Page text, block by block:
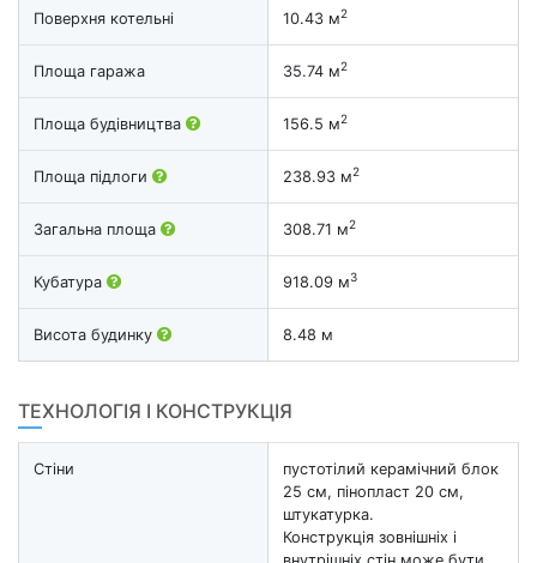
Поверхня котельні 10.43 м2
Площа гаража 35.74 м2
Площа будівництва 156.5 м2
Площа підлоги 238.93 м2
Загальна площа 308.71 м2
Кубатура 918.09 м3
Висота будинку 8.48 м
ТЕХНОЛОГІЯ І КОНСТРУКЦІЯ
Стіни
пустотілий керамічний блок
25 см, пінопласт 20 см,
штукатурка.
Конструкція зовнішніх і